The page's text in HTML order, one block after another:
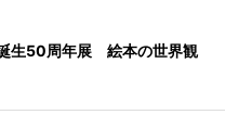
生50周年展 絵本の世界観